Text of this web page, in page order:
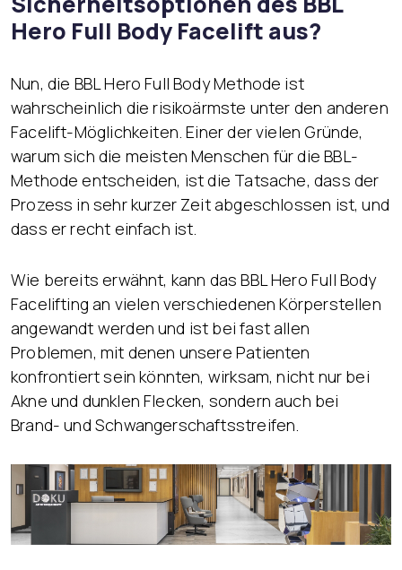
Hero Full Body Facelift aus?
Nun, die BBL Hero Full Body Methode ist
wahrscheinlich die risikoärmste unter den anderen
Facelift-Möglichkeiten. Einer der vielen Gründe,
warum sich die meisten Menschen für die BBL-
Methode entscheiden, ist die Tatsache, dass der
Prozess in sehr kurzer Zeit abgeschlossen ist, und
dass er recht einfach ist.
Wie bereits erwähnt, kann das BBL Hero Full Body
Facelifting an vielen verschiedenen Körperstellen
angewandt werden und ist bei fast allen
Problemen, mit denen unsere Patienten
konfrontiert sein könnten, wirksam, nicht nur bei
Akne und dunklen Flecken, sondern auch bei
Brand- und Schwangerschaftsstreifen.